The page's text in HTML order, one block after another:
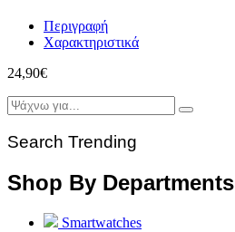
Περιγραφή
Χαρακτηριστικά
24,90€
Search Trending
Shop By Departments
Smartwatches